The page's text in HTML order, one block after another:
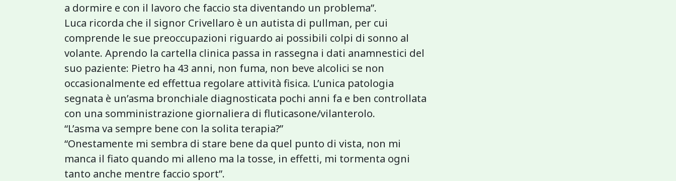
a dormire e con il lavoro che faccio sta diventando un problema”.
Luca ricorda che il signor Crivellaro è un autista di pullman, per cui
comprende le sue preoccupazioni riguardo ai possibili colpi di sonno al
volante. Aprendo la cartella clinica passa in rassegna i dati anamnestici del
suo paziente: Pietro ha 43 anni, non fuma, non beve alcolici se non
occasionalmente ed effettua regolare attività fisica. L’unica patologia
segnata è un’asma bronchiale diagnosticata pochi anni fa e ben controllata
con una somministrazione giornaliera di fluticasone/vilanterolo.
“L’asma va sempre bene con la solita terapia?”
“Onestamente mi sembra di stare bene da quel punto di vista, non mi
manca il fiato quando mi alleno ma la tosse, in effetti, mi tormenta ogni
tanto anche mentre faccio sport”.